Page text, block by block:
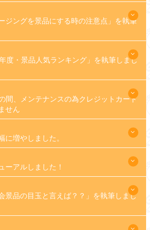
ジングを景品にする時の注意点」を執筆
度・景品人気ランキング」を執筆しまし
、メンテナンスの為クレジットカード
せん
に増やしました。
ーアルしました！
景品の目玉と言えば？？」を執筆しまし